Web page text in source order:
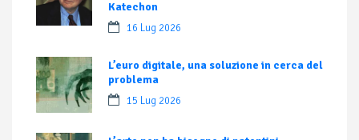
Katechon
16 Lug 2026
L’euro digitale, una soluzione in cerca del
problema
15 Lug 2026